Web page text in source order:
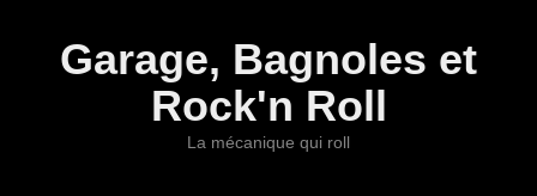
Garage, Bagnoles et
Rock'n Roll
La mécanique qui roll